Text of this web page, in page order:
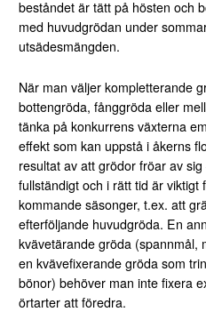
beståndet är tätt på hösten och
med huvudgrödan under
utsädesmängden.
När man väljer kompletterande
bottengröda, fånggröda eller
tänka på konkurrens växterna
effekt som kan uppstå i åkerns
resultat av att grödor fröar av
fullständigt och i rätt tid är
kommande säsonger, t.ex. att
efterföljande huvudgröda. En
kvävetärande gröda (spannmål,
en kvävefixerande gröda som
bönor) behöver man inte fixera
örtarter att föredra.